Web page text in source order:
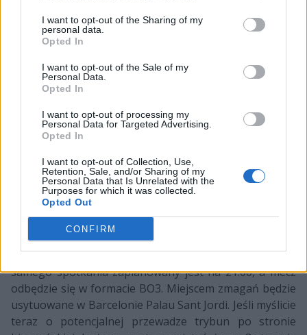
I want to opt-out of the Sharing of my
personal data.
Opted In
I want to opt-out of the Sale of my
Personal Data.
Opted In
I want to opt-out of processing my
Personal Data for Targeted Advertising.
Opted In
I want to opt-out of Collection, Use,
Retention, Sale, and/or Sharing of my
Personal Data that Is Unrelated with the
Purposes for which it was collected.
Opted Out
CONFIRM
oficjalnie ani składu, ani nazwy, ani logo – kompletnie
nic. Wiadomo tylko, że w przyszłym sezonie drużyna ta
zagra w czołowej hiszpańskiej lidze LoL-a, czyli LVP
Superliga. Wcześniej jednak zmierzy się z KCORP, a my
poznamy jej nazwę oraz, co ważniejsze, zawodników
głównego składu.
Dziś w Barcelonie pierwsze starcie...
ale nie ostatnie
Przejdźmy jednak do konkretów, czyli o której wszystko
się zacznie. Stream na kanale Ibaia zaplanowany jest na
godzinę 19:00 i od tego momentu aż do startu samego
pojedynku na Summoner's Rifcie będziemy
prawdopodobnie poznawać kolejne informacje
dotyczące zespołu, jego zaplecza, sponsorów etc. Start
samego spotkania zaplanowany jest na 21:00, a mecz
odbędzie się w formacie BO3. Miejscem zmagań będzie
usytuowane w Barcelonie Palau Sant Jordi. Jeśli myślicie
teraz o potencjalnej przewadze trybun po stronie